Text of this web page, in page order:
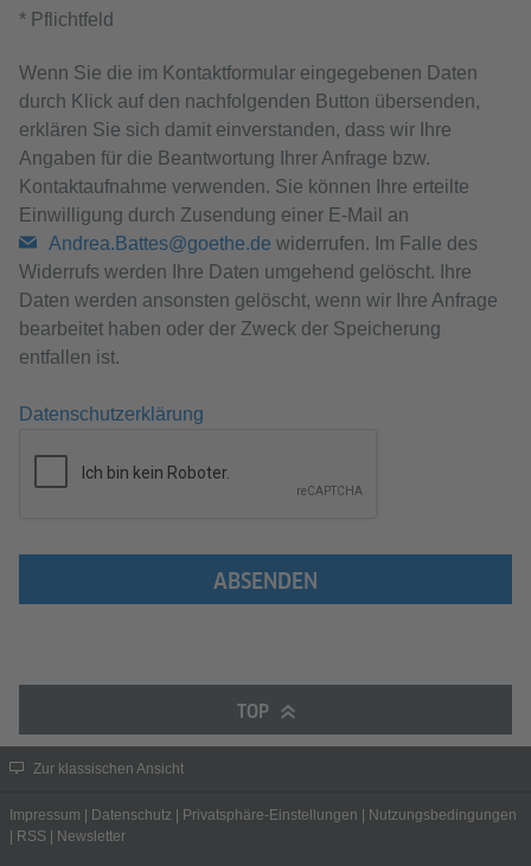
* Pflichtfeld
Wenn Sie die im Kontaktformular eingegebenen Daten
durch Klick auf den nachfolgenden Button übersenden,
erklären Sie sich damit einverstanden, dass wir Ihre
Angaben für die Beantwortung Ihrer Anfrage bzw.
Kontaktaufnahme verwenden. Sie können Ihre erteilte
Einwilligung durch Zusendung einer E-Mail an
Andrea.Battes@goethe.de widerrufen. Im Falle des
Widerrufs werden Ihre Daten umgehend gelöscht. Ihre
Daten werden ansonsten gelöscht, wenn wir Ihre Anfrage
bearbeitet haben oder der Zweck der Speicherung
entfallen ist.
Datenschutzerklärung
ABSENDEN
TOP
Zur klassischen Ansicht
Impressum | Datenschutz | Privatsphäre-Einstellungen | Nutzungsbedingungen
| RSS | Newsletter